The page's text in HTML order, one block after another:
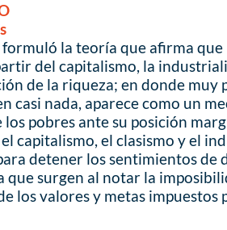
la teoría que afirma
del capitalismo, la
de la riqueza; en donde muy
casi nada, aparece como un
los pobres ante su posición
capitalismo, el clasismo y el
detener los sentimientos de
que surgen al notar la
los valores y metas impuestos